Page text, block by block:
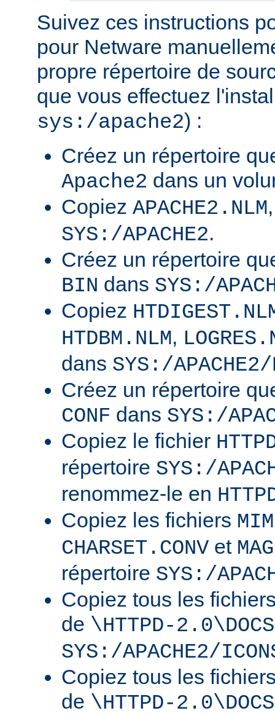
Suivez ces instructions
pour Netware
propre répertoire de
que vous effectuez
sys:/apache2) :
Créez un répertoire
Apache2 dans un
Copiez APACHE2.NLM
SYS:/APACHE2.
Créez un répertoire
BIN dans SYS:/
Copiez
HTDBM.NLM,
dans SYS:/
Créez un répertoire
CONF dans SYS:/
Copiez le fichier
répertoire SYS:/
renommez-le en
Copiez les fichiers
CHARSET.CONV et
répertoire SYS:/
Copiez tous les
de \HTTPD-
SYS:/APACHE2/
Copiez tous les
de \HTTPD-